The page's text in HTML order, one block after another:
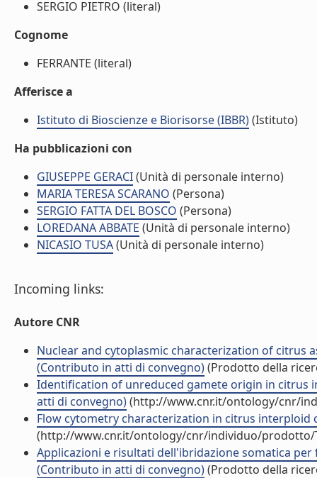
SERGIO PIETRO (literal)
Cognome
FERRANTE (literal)
Afferisce a
Istituto di Bioscienze e Biorisorse (IBBR)(Istituto)
Ha pubblicazioni con
GIUSEPPE GERACI(Unità di personale interno)
MARIA TERESA SCARANO (Persona)
SERGIO FATTA DEL BOSCO (Persona)
LOREDANA ABBATE (Unità di personale interno)
NICASIO TUSA(Unità di personale interno)
Incoming links:
Autore CNR
Nuclear and cytoplasmic characterization of citrus
(Contributo in atti di convegno)(Prodotto della
Identification of unreduced gamete origin in citrus
atti di convegno)(http://www.cnr.it/ontology/cnr/
Flow cytometry characterization in citrus interploid
(http://www.cnr.it/ontology/cnr/individuo/prodotto/
Applicazioni e risultati dell'ibridazione somatica
(Contributo in atti di convegno)(Prodotto della